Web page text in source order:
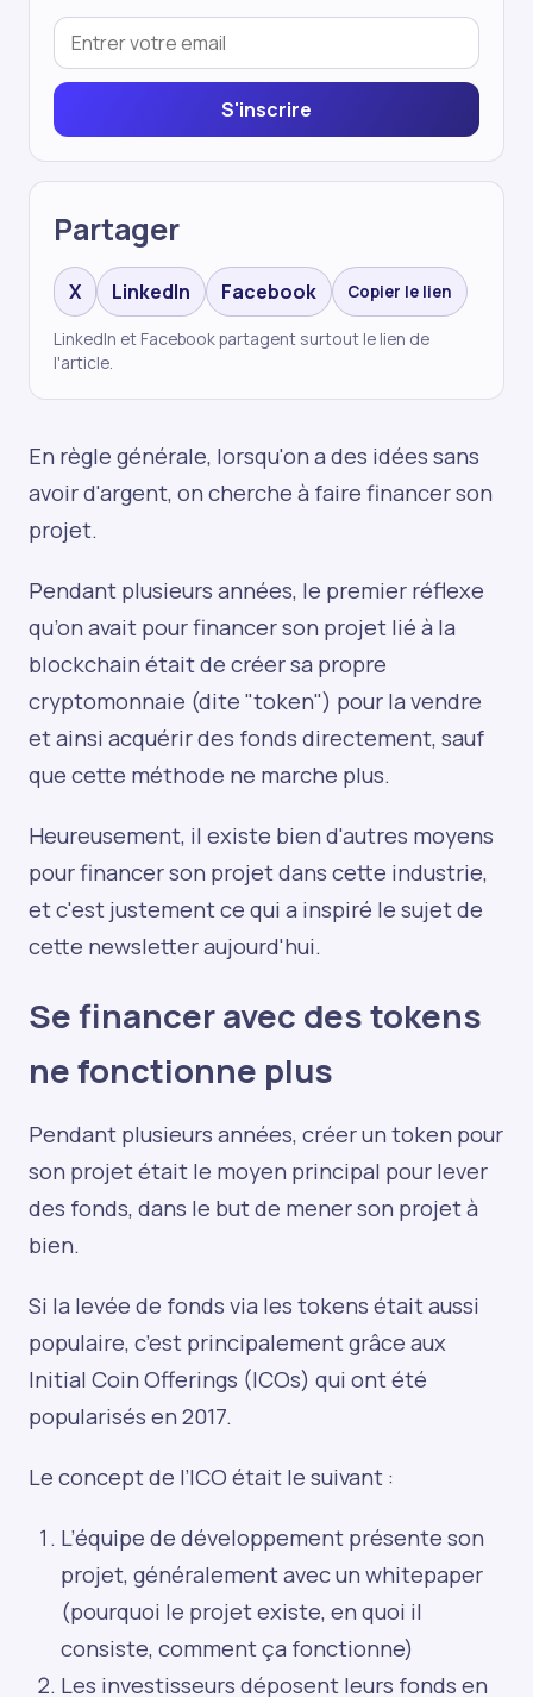
S'inscrire
Partager
X LinkedIn Facebook Copier le lien
LinkedIn et Facebook partagent surtout le lien de
l'article.
En règle générale, lorsqu'on a des idées sans
avoir d'argent, on cherche à faire financer son
projet.
Pendant plusieurs années, le premier réflexe
qu’on avait pour financer son projet lié à la
blockchain était de créer sa propre
cryptomonnaie (dite "token") pour la vendre
et ainsi acquérir des fonds directement, sauf
que cette méthode ne marche plus.
Heureusement, il existe bien d'autres moyens
pour financer son projet dans cette industrie,
et c'est justement ce qui a inspiré le sujet de
cette newsletter aujourd'hui.
Se financer avec des tokens
ne fonctionne plus
Pendant plusieurs années, créer un token pour
son projet était le moyen principal pour lever
des fonds, dans le but de mener son projet à
bien.
Si la levée de fonds via les tokens était aussi
populaire, c’est principalement grâce aux
Initial Coin Offerings (ICOs) qui ont été
popularisés en 2017.
Le concept de l’ICO était le suivant :
L’équipe de développement présente son
projet, généralement avec un whitepaper
(pourquoi le projet existe, en quoi il
consiste, comment ça fonctionne)
Les investisseurs déposent leurs fonds en